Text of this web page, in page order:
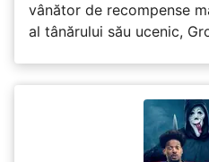
vânător de recompense
al tânărului său ucenic,